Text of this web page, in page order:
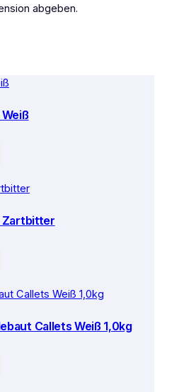
abgeben.
Zartbitter
Callets Weiß 1,0kg